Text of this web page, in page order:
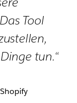
Tool
tun.“